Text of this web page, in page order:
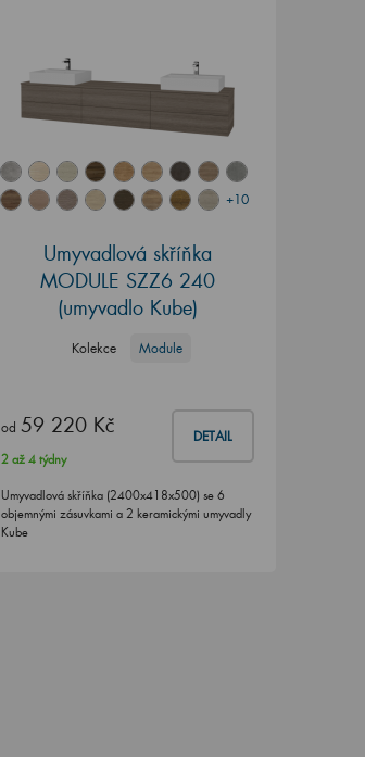
+10
Umyvadlová skříňka
MODULE SZZ6 240
(umyvadlo Kube)
Kolekce Module
od59 220 Kč DETAIL
2 až 4 týdny
Umyvadlová skříňka (2400x418x500) se 6
objemnými zásuvkami a 2 keramickými umyvadly
Kube